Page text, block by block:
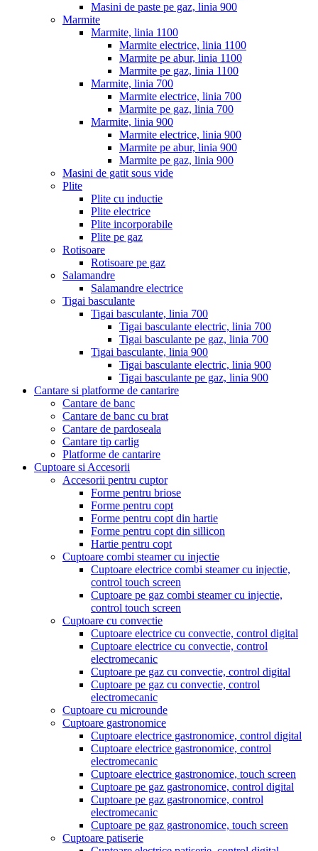
Masini de paste pe gaz, linia 900
Marmite
Marmite, linia 1100
Marmite electrice, linia 1100
Marmite pe abur, linia 1100
Marmite pe gaz, linia 1100
Marmite, linia 700
Marmite electrice, linia 700
Marmite pe gaz, linia 700
Marmite, linia 900
Marmite electrice, linia 900
Marmite pe abur, linia 900
Marmite pe gaz, linia 900
Masini de gatit sous vide
Plite
Plite cu inductie
Plite electrice
Plite incorporabile
Plite pe gaz
Rotisoare
Rotisoare pe gaz
Salamandre
Salamandre electrice
Tigai basculante
Tigai basculante, linia 700
Tigai basculante electric, linia 700
Tigai basculante pe gaz, linia 700
Tigai basculante, linia 900
Tigai basculante electric, linia 900
Tigai basculante pe gaz, linia 900
Cantare si platforme de cantarire
Cantare de banc
Cantare de banc cu brat
Cantare de pardoseala
Cantare tip carlig
Platforme de cantarire
Cuptoare si Accesorii
Accesorii pentru cuptor
Forme pentru briose
Forme pentru copt
Forme pentru copt din hartie
Forme pentru copt din sillicon
Hartie pentru copt
Cuptoare combi steamer cu injectie
Cuptoare electrice combi steamer cu injectie,
control touch screen
Cuptoare pe gaz combi steamer cu injectie,
control touch screen
Cuptoare cu convectie
Cuptoare electrice cu convectie, control digital
Cuptoare electrice cu convectie, control
electromecanic
Cuptoare pe gaz cu convectie, control digital
Cuptoare pe gaz cu convectie, control
electromecanic
Cuptoare cu microunde
Cuptoare gastronomice
Cuptoare electrice gastronomice, control digital
Cuptoare electrice gastronomice, control
electromecanic
Cuptoare electrice gastronomice, touch screen
Cuptoare pe gaz gastronomice, control digital
Cuptoare pe gaz gastronomice, control
electromecanic
Cuptoare pe gaz gastronomice, touch screen
Cuptoare patiserie